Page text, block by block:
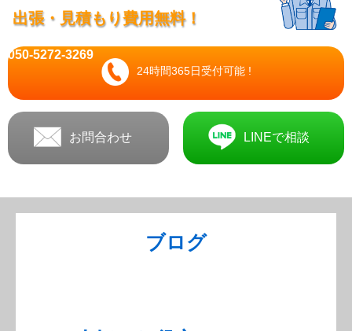
出張・見積もり費用無料！
24時間365日受付可能 !
050-5272-3269
お問合わせ LINEで相談
ブログ